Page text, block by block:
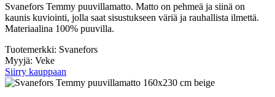
Svanefors Temmy puuvillamatto. Matto on pehmeä ja siinä on
kaunis kuviointi, jolla saat sisustukseen väriä ja rauhallista ilmettä.
Materiaalina 100% puuvilla.
Tuotemerkki: Svanefors
Myyjä: Veke
Siirry kauppaan